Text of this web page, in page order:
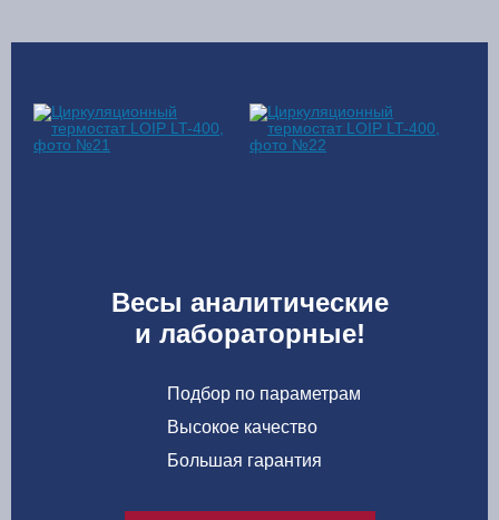
Весы аналитические
и лабораторные!
Подбор по параметрам
Высокое качество
Большая гарантия